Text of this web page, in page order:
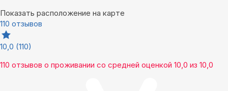
Показать расположение на карте
110 отзывов
10,0 (110)
110 отзывов о проживании со средней оценкой 10,0 из 10,0